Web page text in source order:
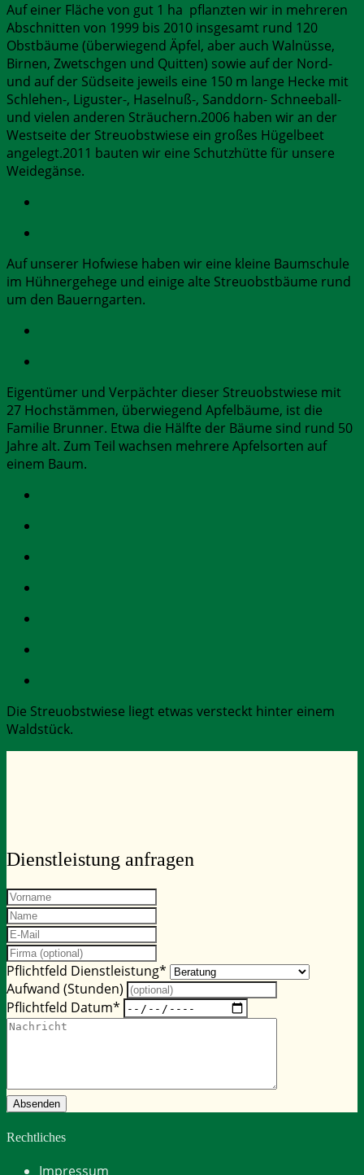
Auf einer Fläche von gut 1 ha pflanzten wir in mehreren
Abschnitten von 1999 bis 2010 insgesamt rund 120
Obstbäume (überwiegend Äpfel, aber auch Walnüsse,
Birnen, Zwetschgen und Quitten) sowie auf der Nord-
und auf der Südseite jeweils eine 150 m lange Hecke mit
Schlehen-, Liguster-, Haselnuß-, Sanddorn- Schneeball-
und vielen anderen Sträuchern.2006 haben wir an der
Westseite der Streuobstwiese ein großes Hügelbeet
angelegt.2011 bauten wir eine Schutzhütte für unsere
Weidegänse.
Auf unserer Hofwiese haben wir eine kleine Baumschule
im Hühnergehege und einige alte Streuobstbäume rund
um den Bauerngarten.
Eigentümer und Verpächter dieser Streuobstwiese mit
27 Hochstämmen, überwiegend Apfelbäume, ist die
Familie Brunner. Etwa die Hälfte der Bäume sind rund 50
Jahre alt. Zum Teil wachsen mehrere Apfelsorten auf
einem Baum.
Die Streuobstwiese liegt etwas versteckt hinter einem
Waldstück.
Dienstleistung anfragen
Pflichtfeld Dienstleistung*
Aufwand (Stunden)
Pflichtfeld Datum*
Absenden
Rechtliches
Impressum